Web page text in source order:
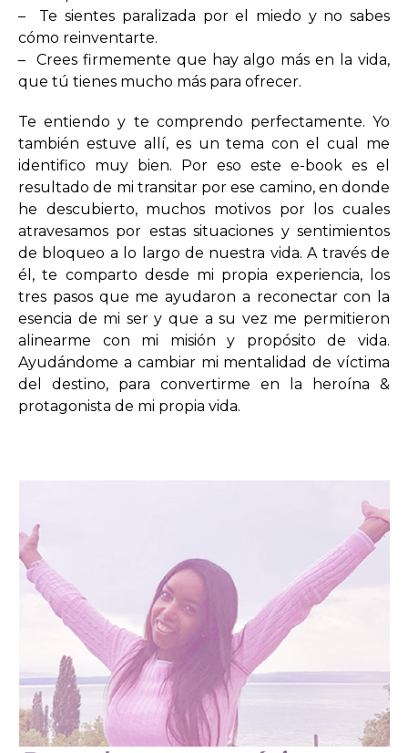
– Te sientes paralizada por el miedo y no sabes
cómo reinventarte.
– Crees firmemente que hay algo más en la vida,
que tú tienes mucho más para ofrecer.
Te entiendo y te comprendo perfectamente. Yo
también estuve allí, es un tema con el cual me
identifico muy bien. Por eso este e-book es el
resultado de mi transitar por ese camino, en donde
he descubierto, muchos motivos por los cuales
atravesamos por estas situaciones y sentimientos
de bloqueo a lo largo de nuestra vida. A través de
él, te comparto desde mi propia experiencia, los
tres pasos que me ayudaron a reconectar con la
esencia de mi ser y que a su vez me permitieron
alinearme con mi misión y propósito de vida.
Ayudándome a cambiar mi mentalidad de víctima
del destino, para convertirme en la heroína &
protagonista de mi propia vida.